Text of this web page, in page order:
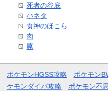
死者の谷底
小ネタ
食神のほこら
肉
罠
ポケモンHGSS攻略 ポケモン
ケモンダイパ攻略
ポケモン不